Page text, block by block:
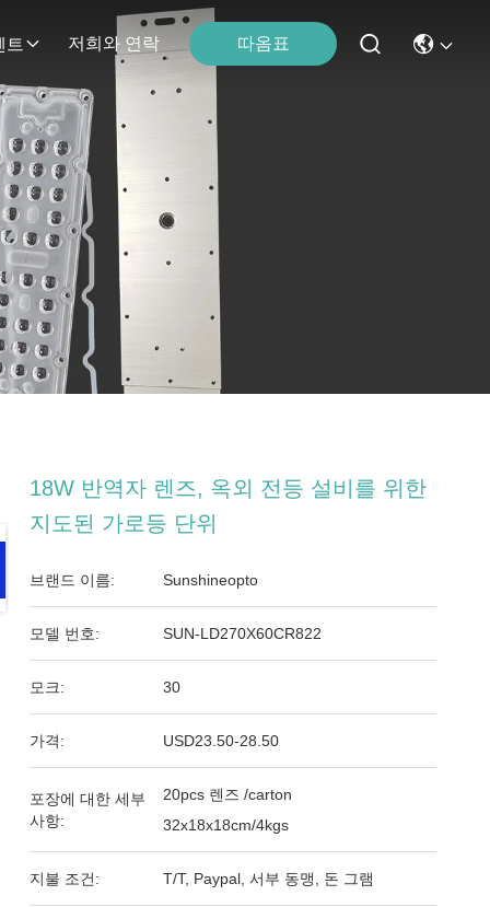
트 저희와 연락 따옴표
18W 반역자 렌즈, 옥외 전등 설비를 위한
지도된 가로등 단위
브랜드 이름: Sunshineopto
모델 번호: SUN-LD270X60CR822
모크: 30
가격: USD23.50-28.50
포장에 대한 세부
사항:
20pcs 렌즈 /carton
32x18x18cm/4kgs
지불 조건: T/T, Paypal, 서부 동맹, 돈 그램